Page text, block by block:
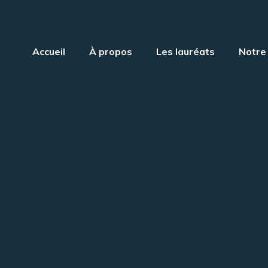
Accueil À propos Les lauréats